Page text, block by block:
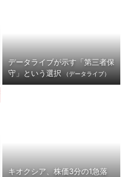
データライブが示す「第三者保
守」という選択
（データライブ）
キオクシア、株価3分の1急落